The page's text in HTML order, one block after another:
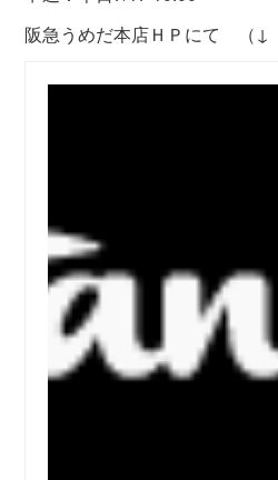
阪急うめだ本店ＨＰにて （↓